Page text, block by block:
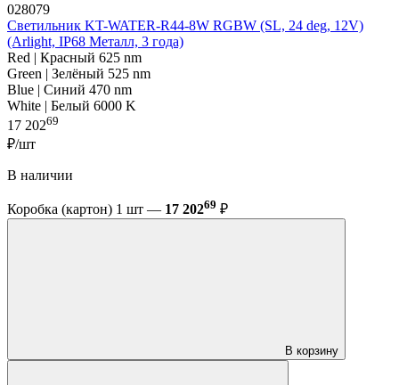
028079
Светильник KT-WATER-R44-8W RGBW (SL, 24 deg, 12V)
(Arlight, IP68 Металл, 3 года)
Red | Красный 625 nm
Green | Зелёный 525 nm
Blue | Синий 470 nm
White | Белый 6000 K
17 20269
₽/шт
В наличии
Коробка (картон) 1 шт — 17 20269 ₽
В корзину